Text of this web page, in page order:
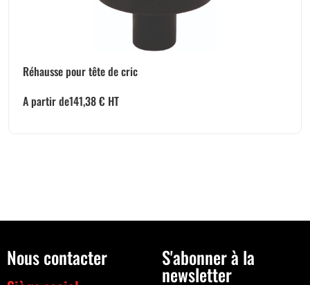
Réhausse pour tête de cric
A partir de141,38€ HT
Nous contacter S'abonner à la
newsletter